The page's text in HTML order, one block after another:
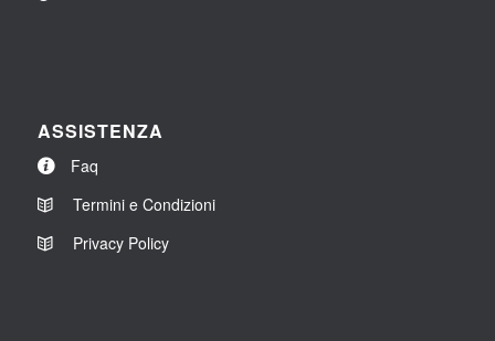
ASSISTENZA
Faq
Termini e Condizioni
Privacy Policy